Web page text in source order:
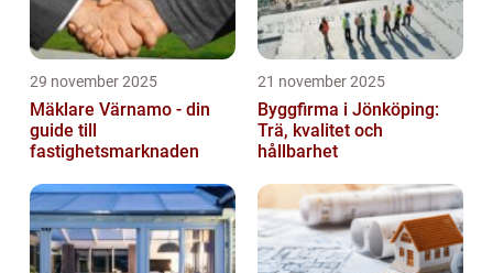
29 november 2025
Mäklare Värnamo - din
guide till
fastighetsmarknaden
21 november 2025
Byggfirma i Jönköping:
Trä, kvalitet och
hållbarhet